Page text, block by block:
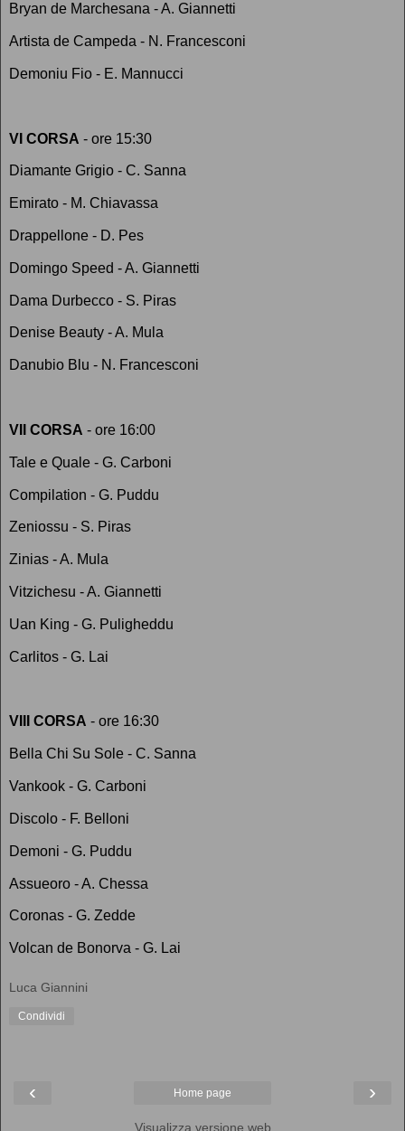
Bryan de Marchesana - A. Giannetti
Artista de Campeda - N. Francesconi
Demoniu Fio - E. Mannucci
VI CORSA - ore 15:30
Diamante Grigio - C. Sanna
Emirato - M. Chiavassa
Drappellone - D. Pes
Domingo Speed - A. Giannetti
Dama Durbecco - S. Piras
Denise Beauty - A. Mula
Danubio Blu - N. Francesconi
VII CORSA - ore 16:00
Tale e Quale - G. Carboni
Compilation - G. Puddu
Zeniossu - S. Piras
Zinias - A. Mula
Vitzichesu - A. Giannetti
Uan King - G. Puligheddu
Carlitos - G. Lai
VIII CORSA - ore 16:30
Bella Chi Su Sole - C. Sanna
Vankook - G. Carboni
Discolo - F. Belloni
Demoni - G. Puddu
Assueoro - A. Chessa
Coronas - G. Zedde
Volcan de Bonorva - G. Lai
Luca Giannini
Condividi
‹ ›
Home page
Visualizza versione web